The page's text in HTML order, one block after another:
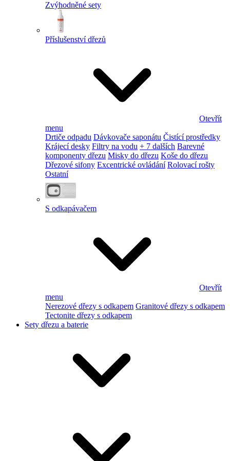
Zvýhodněné sety
Příslušenství dřezů
Otevřít
menu
Drtiče odpadu Dávkovače saponátu Čistící prostředky
Krájecí desky Filtry na vodu + 7 dalších Barevné
komponenty dřezu Misky do dřezu Koše do dřezu
Dřezové sifony Excentrické ovládání Rolovací rošty
Ostatní
S odkapávačem
Otevřít
menu
Nerezové dřezy s odkapem Granitové dřezy s odkapem
Tectonite dřezy s odkapem
Sety dřezu a baterie